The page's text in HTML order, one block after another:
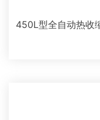
450L型全自动热收